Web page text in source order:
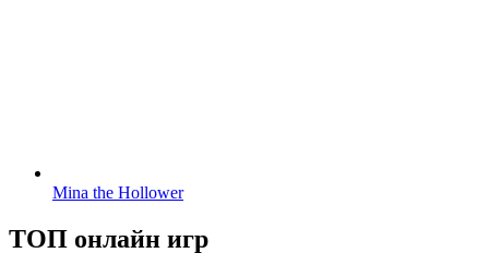
Mina the Hollower
ТОП онлайн игр